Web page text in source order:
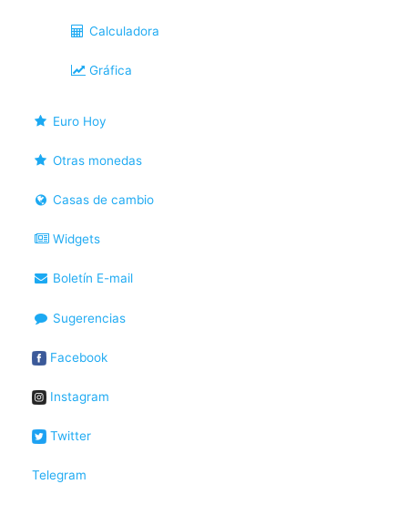
Calculadora
Gráfica
Euro Hoy
Otras monedas
Casas de cambio
Widgets
Boletín E-mail
Sugerencias
Facebook
Instagram
Twitter
Telegram